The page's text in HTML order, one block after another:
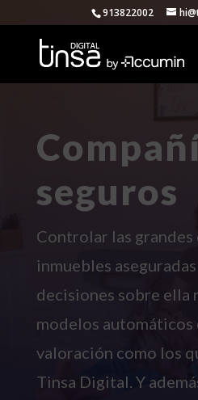
913822002
seguros
Controlar las grandes
inmuebles
decisiones sobre ella
modelos automáticos
valoración como los
Tinsa Digital. Y